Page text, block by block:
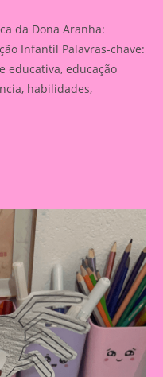
da Dona Aranha:
Infantil Palavras-chave:
educativa, educação
habilidades,